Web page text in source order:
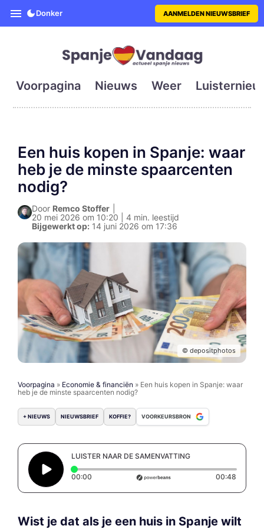
SpanjeVandaag is de eerste
Donker AANMELDEN NIEUWSBRIEF
Voorpagina Nieuws Weer
Een huis kopen in Spanje: waar
heb je de minste spaarcenten
nodig?
Door Remco Stoffer
20 mei 2026 om 10:20 | 4 min. leestijd
Bijgewerkt op: 14 juni 2026 om 17:36
© depositphotos
Voorpagina » Economie & financiën » Een huis kopen in Spanje: waar
heb je de minste spaarcenten nodig?
+ NIEUWS NIEUWSBRIEF KOFFIE? VOORKEURSBRON
LUISTER NAAR DE SAMENVATTING
00:00 Elapsed time: 0 seconds 00:48
Wist je dat als je een huis in Spanje wilt